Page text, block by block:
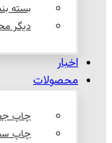
بسته
دیگر
اخبار
محصولات
چاپ
چاپ ست